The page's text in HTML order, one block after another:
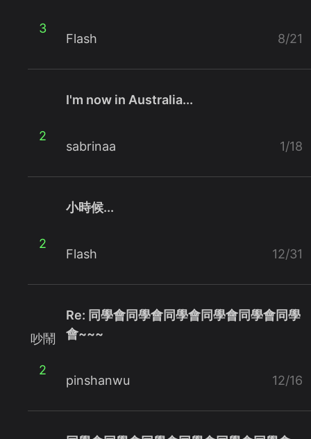
3
Flash 8/21
2
I'm now in Australia...
sabrinaa 1/18
2
小時候...
Flash 12/31
吵鬧
2
Re: 同學會同學會同學會同學會同學會同學
會~~~
pinshanwu 12/16